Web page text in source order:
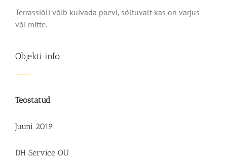
Terrassiõli võib kuivada päevi, sõltuvalt kas on varjus
või mitte.
Objekti info
Teostatud
Juuni 2019
DH Service OÜ